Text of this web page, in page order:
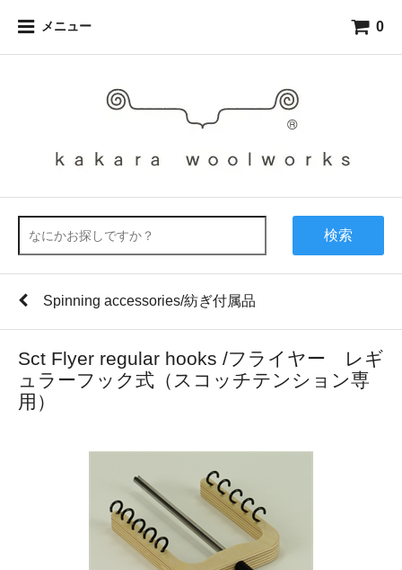
メニュー 0
検索
Spinning accessories/紡ぎ付属品
Sct Flyer regular hooks /フライヤー レギ
ュラーフック式（スコッチテンション専
用）